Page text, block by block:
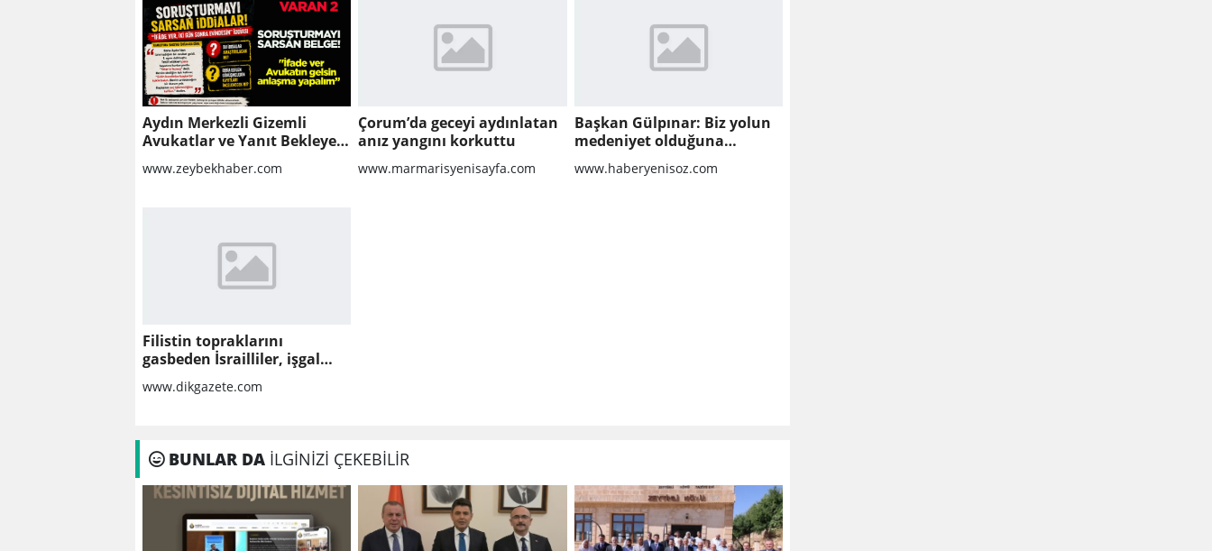
Aydın Merkezli Gizemli
Avukatlar ve Yanıt Bekleyen
www.zeybekhaber.com
Çorum’da geceyi aydınlatan
anız yangını korkuttu
www.marmarisyenisayfa.com
Başkan Gülpınar: Biz yolun
medeniyet olduğuna
inanıyoruz
www.haberyenisoz.com
Filistin topraklarını
gasbeden İsrailliler, işgal
altındaki Batı Şeria’daki
saldırılarını sürdürdü
www.dikgazete.com
BUNLAR DA İLGİNİZİ ÇEKEBİLİR